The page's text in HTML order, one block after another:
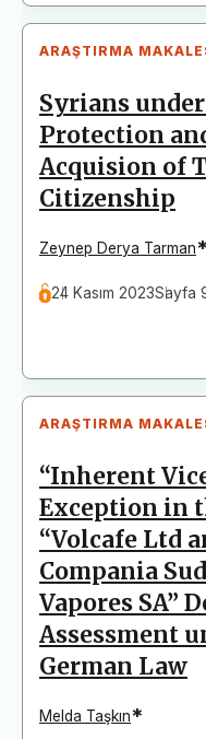
ARAŞTIRMA
Syrians
Protection
Acquision of
Citizenship
Zeynep Derya Tarman*
24 Kasım 2023Sayfa
ARAŞTIRMA
“Inherent
Exception in
“Volcafe Ltd
Compania
Vapores SA”
Assessment
German Law
Melda Taşkın*